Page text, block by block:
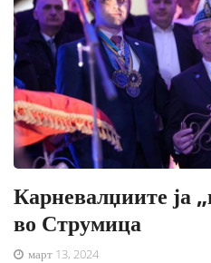
Карневалџиите ја
во Струмица
март 13, 2024